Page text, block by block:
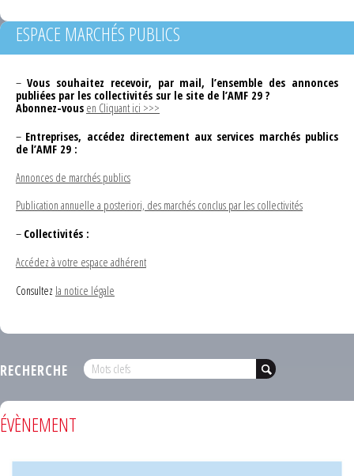
ESPACE MARCHÉS PUBLICS
– Vous souhaitez recevoir, par mail, l’ensemble des annonces
publiées par les collectivités sur le site de l’AMF 29 ?
Abonnez-vous en Cliquant ici >>>
– Entreprises, accédez directement aux services marchés publics
de l’AMF 29 :
Annonces de marchés publics
Publication annuelle a posteriori, des marchés conclus par les collectivités
– Collectivités :
Accédez à votre espace adhérent
Consultez la notice légale
RECHERCHE
ÉVÈNEMENT